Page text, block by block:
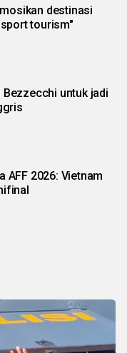
destinasi
tourism"
untuk jadi
AFF 2026: Vietnam